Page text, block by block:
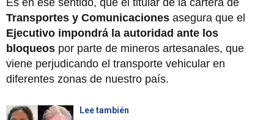
Transportes y Comunicaciones asegura que el
Ejecutivo impondrá la autoridad ante los
bloqueos por parte de mineros artesanales, que
viene perjudicando el transporte vehicular en
diferentes zonas de nuestro país.
Lee también